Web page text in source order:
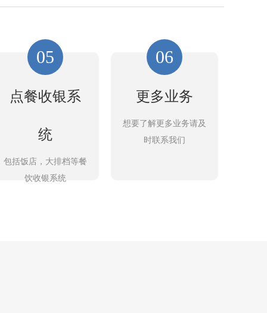
05
点餐收银系
统
包括饭店，大排档等餐
饮收银系统
06
更多业务
想要了解更多业务请及
时联系我们